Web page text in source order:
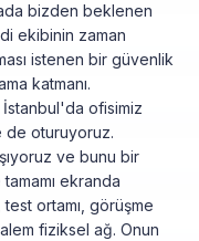
bizden beklenen
ekibinin zaman
istenen bir güvenlik
katmanı.
İstanbul'da ofisimiz
de oturuyoruz.
ve bunu bir
ekranda
ortamı, görüşme
fiziksel ağ. Onun